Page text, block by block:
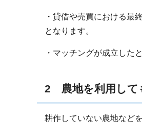
・貸借や売買における最
となります。
・マッチングが成立した
2 農地を利用して
耕作していない農地など